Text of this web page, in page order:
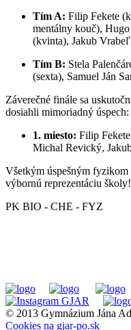
Tím A: Filip Fekete
mentálny kouč),
(kvinta), Jakub
Tím B: Stela
(sexta), Samuel Ján
Záverečné finále sa
dosiahli mimoriadný úspech:
1. miesto: Filip
Michal Revický,
Všetkým úspešným fyzikom
výbornú reprezentáciu školy!
PK BIO - CHE - FYZ
© 2013 Gymnázium Jána
Cookies na gjar-po.sk